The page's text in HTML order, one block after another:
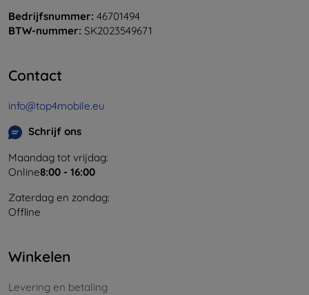
Bedrijfsnummer: 46701494
BTW-nummer: SK2023549671
Contact
info@top4mobile.eu
Schrijf ons
Maandag tot vrijdag:
Online8:00 - 16:00
Zaterdag en zondag:
Offline
Winkelen
Levering en betaling